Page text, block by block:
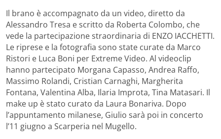
Il brano è accompagnato da un video, diretto da
Alessandro Tresa e scritto da Roberta Colombo, che
vede la partecipazione straordinaria di ENZO IACCHETTI.
Le riprese e la fotografia sono state curate da Marco
Ristori e Luca Boni per Extreme Video. Al videoclip
hanno partecipato Morgana Capasso, Andrea Raffo,
Massimo Rolandi, Cristian Carnaghi, Margherita
Fontana, Valentina Alba, Ilaria Improta, Tina Matasari. Il
make up è stato curato da Laura Bonariva. Dopo
l’appuntamento milanese, Giulio sarà poi in concerto
l’11 giugno a Scarperia nel Mugello.